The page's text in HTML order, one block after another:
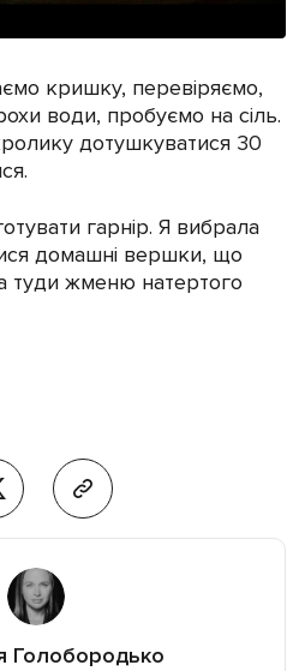
кришку, перевіряємо,
води, пробуємо на сіль.
дотушкуватися 30
гарнір. Я вибрала
домашні вершки, що
туди жменю натертого
Голобородько